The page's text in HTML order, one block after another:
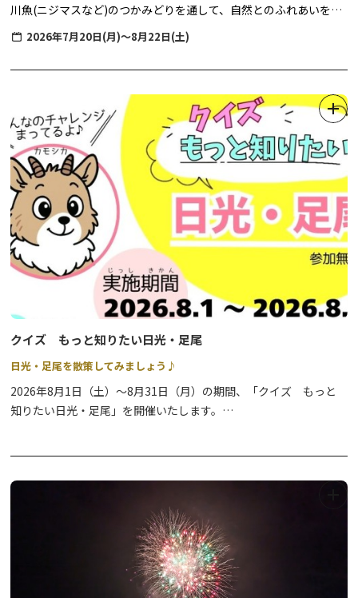
Reception Hours:
2) 10:00 AM to 10:30 AM *The tour is held once a day.
Tour Duration:
1) About 1 hour
2) About 1 hour and 30 minutes
How to Join:
We don't take reservations, so please come to the reception
desk on the day if you'd like to join a tour!
Reservations are not available for this tour. Tours depart as
soon as participants have gathered, so arriving around 10:00
will usually allow you to join the first tour without waiting.
Notes:
Participation in the tour is free of charge. However, for the
Winter Tour, a bus fare of 220 yen between the station and
Shinkyo is required.
Donations are welcome from guests who wish to support the
川魚(ニジマスなど)のつかみどりを通して、自然とのふれあいを体
験いただけます。
沢場を会場としているため、水深が浅く、夏の水遊びにもおすすめ
の場所です。
◆期間：2026年7月20日(月)～8月22日(土)
◆時間：10:00~15:00(受付時間9:45~14:30)
◆料金：
一般参加 1名様 1,600円
割引参加※ 1名様 1,300円
※鬼怒川温泉魚のつかみどりin小原沢実行委員会が発行
した割引券を持参した方、
及び鬼怒川温泉旅館組合の旅館・ホテルにお泊りの方
は割引となります。
お子様の付き添い等で入場される方 施設利用料 1名様
200円(魚のつかみどりには参加せず会場内へ入場する方)
※ご参加の方には「焼き魚引換券」を１枚お渡しいたしま
す。魚のつかみどり体験後、焼いた魚(１匹)と交換いたします。
※10名様以上のご利用はお問い合わせください。鬼怒
◆注意事項：・魚はキャッチ&リリースです。捕獲後は指定の場所
・天候や河川の状況等により閉鎖・または中止になる
・会場は自然の河川を利用しています。
濡れても良い服装(水着)・履物(ウォーターシューズ
2026年7月20日(月)～8月22日(土)
クイズ もっと知りたい日光・足尾
日光・足尾を散策してみましょう♪
2026年8月1日（土）～8月31日（月）の期間、「クイズ もっと
知りたい日光・足尾」を開催いたします。
令和8年8月1日（土）～令和8年8月31日（月）